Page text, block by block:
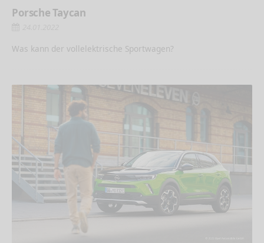
Porsche Taycan
Was kann der vollelektrische Sportwagen?